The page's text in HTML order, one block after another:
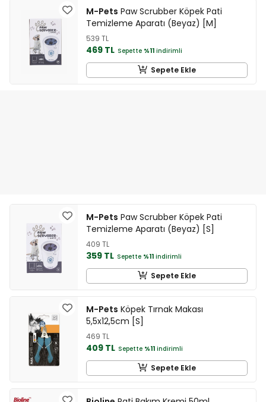
M-Pets Paw Scrubber Köpek Pati
Temizleme Aparatı (Beyaz) [M]
539 TL
469 TL Sepette %11 indirimli
Sepete Ekle
M-Pets Paw Scrubber Köpek Pati
Temizleme Aparatı (Beyaz) [S]
409 TL
359 TL Sepette %11 indirimli
Sepete Ekle
M-Pets Köpek Tırnak Makası
5,5x12,5cm [S]
469 TL
409 TL Sepette %11 indirimli
Sepete Ekle